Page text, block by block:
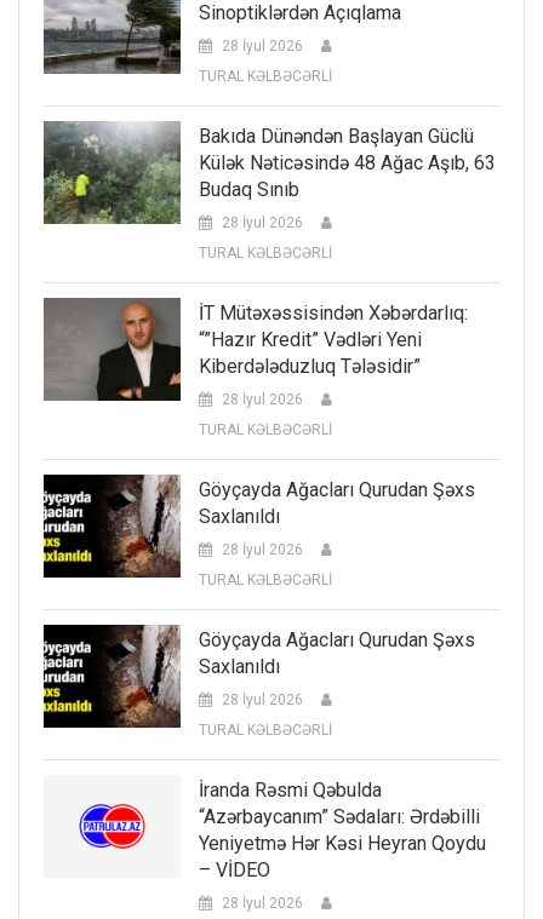
Sinoptiklərdən Açıqlama
28 İyul 2026
TURAL KƏLBƏCƏRLİ
Bakıda Dünəndən Başlayan Güclü
Külək Nəticəsində 48 Ağac Aşıb, 63
Budaq Sınıb
28 İyul 2026
TURAL KƏLBƏCƏRLİ
İT Mütəxəssisindən Xəbərdarlıq:
“”Hazır Kredit” Vədləri Yeni
Kiberdələduzluq Tələsidir”
28 İyul 2026
TURAL KƏLBƏCƏRLİ
Göyçayda Ağacları Qurudan Şəxs
Saxlanıldı
28 İyul 2026
TURAL KƏLBƏCƏRLİ
Göyçayda Ağacları Qurudan Şəxs
Saxlanıldı
28 İyul 2026
TURAL KƏLBƏCƏRLİ
İranda Rəsmi Qəbulda
“Azərbaycanım” Sədaları: Ərdəbilli
Yeniyetmə Hər Kəsi Heyran Qoydu
– VİDEO
28 İyul 2026